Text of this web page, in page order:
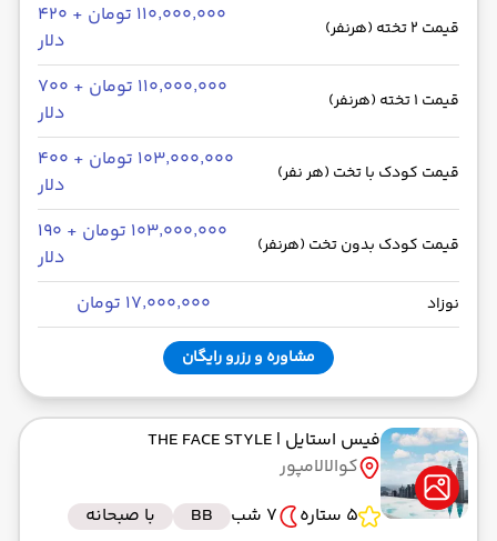
قیمت 2 تخته (هرنفر)
۱۱۰٬۰۰۰٬۰۰۰ تومان + ۴۲۰
دلار
قیمت 1 تخته (هرنفر)
۱۱۰٬۰۰۰٬۰۰۰ تومان + ۷۰۰
دلار
قیمت کودک با تخت (هر نفر)
۱۰۳٬۰۰۰٬۰۰۰ تومان + ۴۰۰
دلار
قیمت کودک بدون تخت (هرنفر)
۱۰۳٬۰۰۰٬۰۰۰ تومان + ۱۹۰
دلار
نوزاد ۱۷٬۰۰۰٬۰۰۰ تومان
مشاوره و رزرو رایگان
فیس استایل | THE FACE STYLE
کوالالامپور
5 ستاره
7 شب BB با صبحانه